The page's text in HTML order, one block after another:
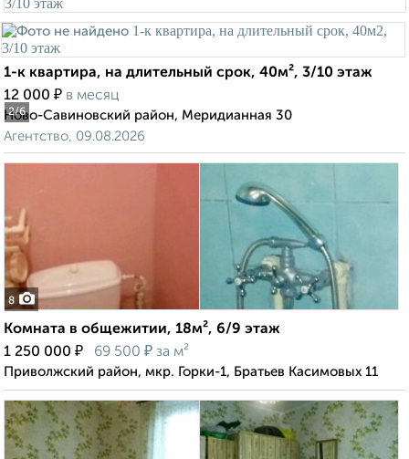
2/6
1-к квартира, на длительный срок, 40м², 3/10 этаж
12 000 ₽ в месяц
Ново-Савиновский район, Меридианная 30
Агентство, 09.08.2026
8
Комната в общежитии, 18м², 6/9 этаж
1 250 000 ₽ 69 500 ₽ за м²
Приволжский район, мкр. Горки-1, Братьев Касимовых 11